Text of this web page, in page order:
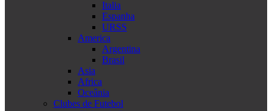
Italia
Espanha
URSS
America
Argentina
Brasil
Asia
Africa
Oceânia
Clubes de Futebol